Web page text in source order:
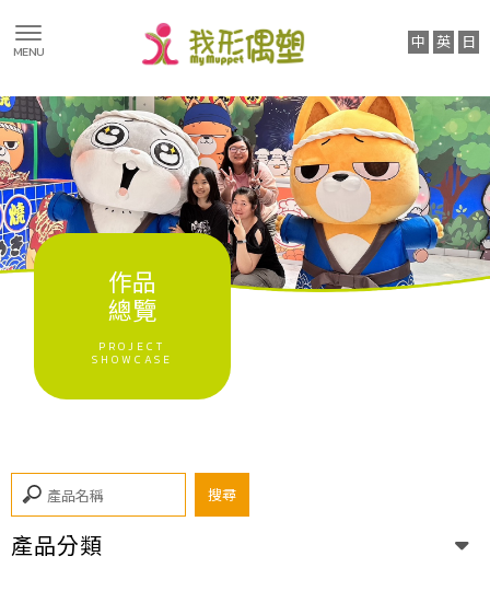
絨毛人偶裝
產品分類